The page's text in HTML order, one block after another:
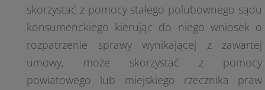
skorzystać z pomocy stałego polubownego sądu
konsumenckiego kierując do niego wniosek o
rozpatrzenie sprawy wynikającej z zawartej
umowy, może skorzystać z pomocy
powiatowego lub miejskiego rzecznika praw